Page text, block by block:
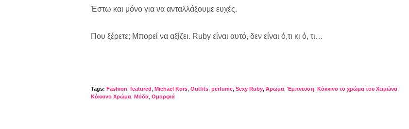
Έστω και μόνο για να ανταλλάξουμε ευχές.
Που ξέρετε; Μπορεί να αξίζει. Ruby είναι αυτό, δεν είναι ό,τι κι ό, τι…
Tags: Fashion featured Michael Kors Outfits perfume Sexy Ruby Άρωμα Έμπνευση Κόκκινο το χρώμα του Χειμώνα
Κόκκινο Χρώμα Μόδα Ομορφιά